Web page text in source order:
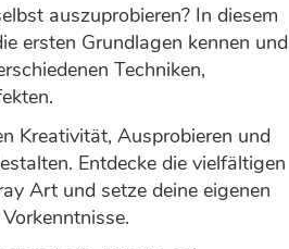
auszuprobieren? In diesem
ersten Grundlagen kennen und
Techniken,
Kreativität, Ausprobieren und
Entdecke die vielfältigen
Art und setze deine eigenen